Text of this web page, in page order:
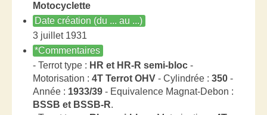
Motocyclette
Date création (du ... au ...)
3 juillet 1931
*Commentaires
- Terrot type : HR et HR-R semi-bloc -
Motorisation : 4T Terrot OHV - Cylindrée : 350 -
Année : 1933/39 - Equivalence Magnat-Debon :
BSSB et BSSB-R.